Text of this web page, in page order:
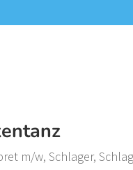
m/w,Schlager,